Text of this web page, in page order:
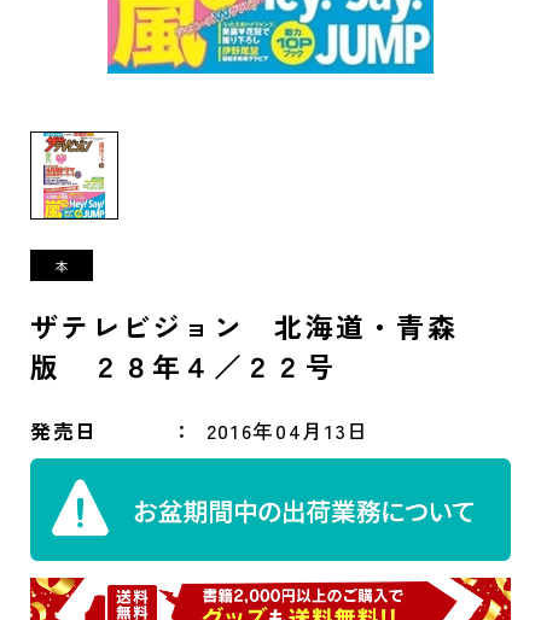
ザテレビジョン 北海道・青森
版 ２８年４／２２号
発売日 2016年04月13日